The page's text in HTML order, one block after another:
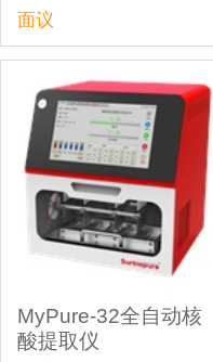
面议
MyPure-32全自动核
酸提取仪